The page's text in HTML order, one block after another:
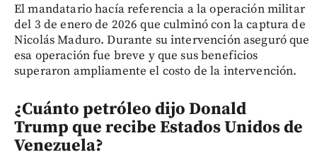
El mandatario hacía referencia a la operación militar
del 3 de enero de 2026 que culminó con la captura de
Nicolás Maduro. Durante su intervención aseguró que
esa operación fue breve y que sus beneficios
superaron ampliamente el costo de la intervención.
¿Cuánto petróleo dijo Donald
Trump que recibe Estados Unidos de
Venezuela?